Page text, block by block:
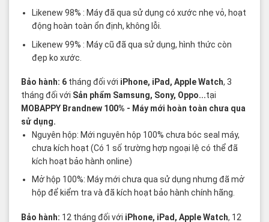
Likenew 98% : Máy đã qua sử dụng có xước nhẹ vỏ, hoạt
động hoàn toàn ổn định, không lỗi.
Likenew 99% : Máy cũ đã qua sử dụng, hình thức còn
đẹp ko xước.
Bảo hành: 6 tháng đối với iPhone, iPad, Apple Watch, 3
tháng đối với Sản phẩm Samsung, Sony, Oppo...tại
MOBAPPY Brandnew 100% - Máy mới hoàn toàn chưa qua
sử dụng.
Nguyên hộp: Mới nguyên hộp 100% chưa bóc seal máy,
chưa kích hoạt (Có 1 số trường hợp ngoại lệ có thể đã
kích hoạt bảo hành online)
Mở hộp 100%: Máy mới chưa qua sử dụng nhưng đã mở
hộp để kiểm tra và đã kích hoạt bảo hành chính hãng.
Bảo hành: 12 tháng đối với iPhone, iPad, Apple Watch, 12